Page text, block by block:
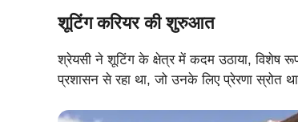
शूटिंग करियर की शुरुआत
श्रेयसी ने शूटिंग के क्षेत्र में कदम उठाया, विशेष
प्रशासन से रहा था, जो उनके लिए प्रेरणा स्रोत